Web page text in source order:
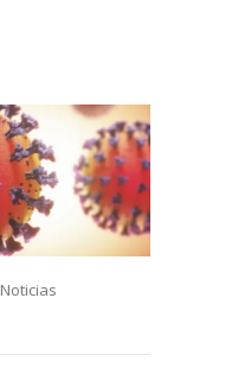
Noticias